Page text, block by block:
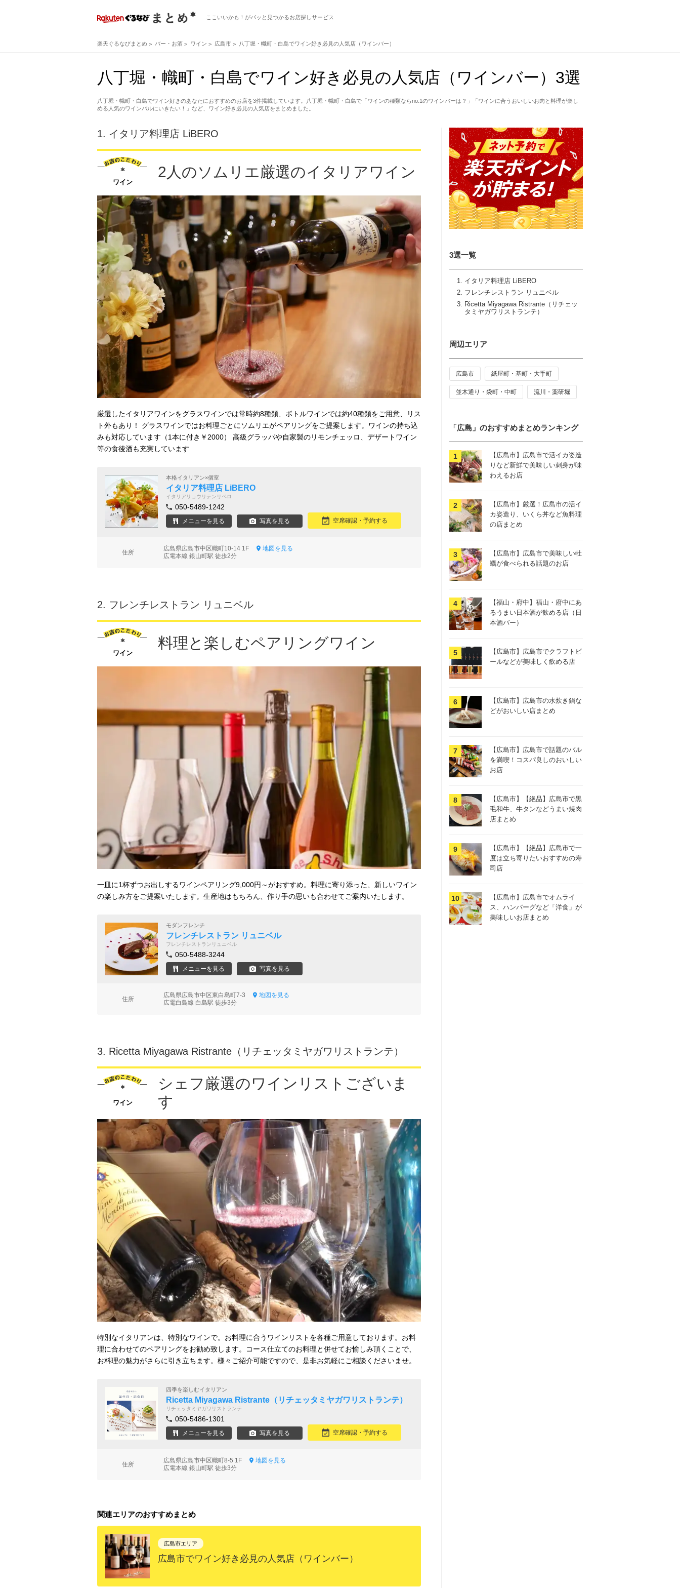
ここいいかも！がパッと見つかるお店探しサービス
楽天ぐるなびまとめ バー・お酒 ワイン 広島市 八丁堀・幟町・白島でワイン好き必見の人気店（ワインバー）
八丁堀・幟町・白島でワイン好き必見の人気店（ワインバー）3選
八丁堀・幟町・白島でワイン好きのあなたにおすすめのお店を3件掲載しています。八丁堀・幟町・白島で「ワインの種類ならno.1のワインバーは？」「ワインに合うおいしいお肉と料理が楽し
める人気のワインバルにいきたい！」など、ワイン好き必見の人気店をまとめました。
3選一覧
イタリア料理店 LiBERO
フレンチレストラン リュニベル
Ricetta Miyagawa Ristrante（リチェッ
タミヤガワリストランテ）
1. イタリア料理店 LiBERO
ワイン
2人のソムリエ厳選のイタリアワイン
厳選したイタリアワインをグラスワインでは常時約8種類、ボトルワインでは約40種類をご用意、リス
ト外もあり！ グラスワインではお料理ごとにソムリエがペアリングをご提案します。ワインの持ち込
みも対応しています（1本に付き￥2000） 高級グラッパや自家製のリモンチェッロ、デザートワイン
等の食後酒も充実しています
本格イタリアン×個室
イタリア料理店 LiBERO
イタリアリョウリテンリベロ
050-5489-1242
メニューを見る 写真を見る 空席確認・予約する
住所
広島県広島市中区幟町10-14 1F
地図を見る
広電本線 銀山町駅 徒歩2分
2. フレンチレストラン リュニベル
ワイン
料理と楽しむペアリングワイン
一皿に1杯ずつお出しするワインペアリング9,000円～がおすすめ。料理に寄り添った、新しいワイン
の楽しみ方をご提案いたします。生産地はもちろん、作り手の思いも合わせてご案内いたします。
モダンフレンチ
フレンチレストラン リュニベル
フレンチレストランリュニベル
050-5488-3244
メニューを見る 写真を見る
住所
広島県広島市中区東白島町7-3
地図を見る
広電白島線 白島駅 徒歩3分
3. Ricetta Miyagawa Ristrante（リチェッタミヤガワリストランテ）
ワイン
シェフ厳選のワインリストございま
す
特別なイタリアンは、特別なワインで。お料理に合うワインリストを各種ご用意しております。お料
理に合わせてのペアリングをお勧め致します。コース仕立てのお料理と併せてお愉しみ頂くことで、
お料理の魅力がさらに引き立ちます。様々ご紹介可能ですので、是非お気軽にご相談くださいませ。
四季を楽しむイタリアン
Ricetta Miyagawa Ristrante（リチェッタミヤガワリストランテ）
リチェッタミヤガワリストランテ
050-5486-1301
メニューを見る 写真を見る 空席確認・予約する
住所
広島県広島市中区幟町8-5 1F
地図を見る
広電本線 銀山町駅 徒歩3分
関連エリアのおすすめまとめ
広島市エリア
広島市でワイン好き必見の人気店（ワインバー）
周辺エリア
広島市 紙屋町・基町・大手町
並木通り・袋町・中町 流川・薬研堀
「広島」のおすすめまとめランキング
【広島市】広島市で活イカ姿造
りなど新鮮で美味しい刺身が味
わえるお店
【広島市】厳選！広島市の活イ
カ姿造り、いくら丼など魚料理
の店まとめ
【広島市】広島市で美味しい牡
蠣が食べられる話題のお店
【福山・府中】福山・府中にあ
るうまい日本酒が飲める店（日
本酒バー）
【広島市】広島市でクラフトビ
ールなどが美味しく飲める店
【広島市】広島市の水炊き鍋な
どがおいしい店まとめ
【広島市】広島市で話題のバル
を満喫！コスパ良しのおいしい
お店
【広島市】【絶品】広島市で黒
毛和牛、牛タンなどうまい焼肉
店まとめ
【広島市】【絶品】広島市で一
度は立ち寄りたいおすすめの寿
司店
【広島市】広島市でオムライ
ス、ハンバーグなど「洋食」が
美味しいお店まとめ